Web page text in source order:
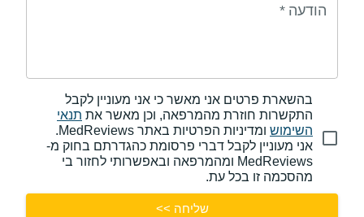
הודעה *
בהשארת פרטים אני מאשר כי אני מעוניין לקבל
התקשרות חוזרת מהמרפאה, וכן מאשר את תנאי
השימוש
ומדיניות הפרטיות באתר MedReviews.
אני מעוניין לקבל דברי פרסומת כהגדרתם בחוק מ-
MedReviews ומהמרפאה ובאפשרותי לחזור בי
מהסכמה זו בכל עת.
שליחה >>